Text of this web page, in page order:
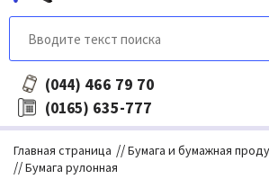
(044) 466 79 70
(0165) 635-777
Главная страница //Бумага и бумажная
//Бумага рулонная